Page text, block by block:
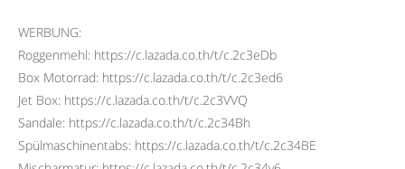
WERBUNG:
Roggenmehl: https://c.lazada.co.th/t/c.2c3eDb
Box Motorrad: https://c.lazada.co.th/t/c.2c3ed6
Jet Box: https://c.lazada.co.th/t/c.2c3VVQ
Sandale: https://c.lazada.co.th/t/c.2c34Bh
Spülmaschinentabs: https://c.lazada.co.th/t/c.2c34BE